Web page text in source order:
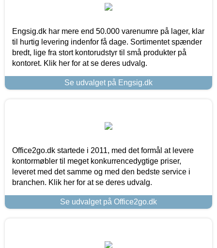
Engsig.dk har mere end 50.000 varenumre på lager, klar
til hurtig levering indenfor få dage. Sortimentet spænder
bredt, lige fra stort kontorudstyr til små produkter på
kontoret. Klik her for at se deres udvalg.
Se udvalget på Engsig.dk
Office2go.dk startede i 2011, med det formål at levere
kontormøbler til meget konkurrencedygtige priser,
leveret med det samme og med den bedste service i
branchen. Klik her for at se deres udvalg.
Se udvalget på Office2go.dk